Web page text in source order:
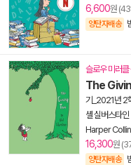
6,600원
양탄자배송
슬로우 미러클
The
기_2021년 2
셸 실버스타인
Harper
16,300원
양탄자배송